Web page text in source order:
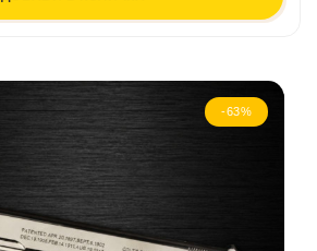
-63%